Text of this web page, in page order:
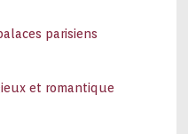
parisiens
et romantique